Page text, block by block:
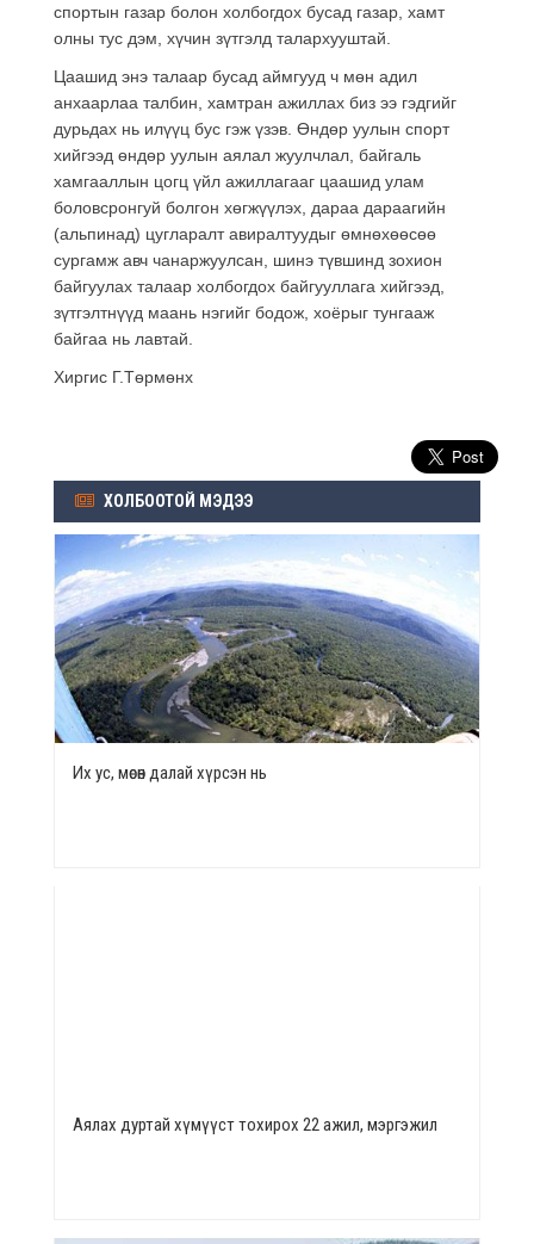
спортын газар болон холбогдох бусад газар, хамт
олны тус дэм, хүчин зүтгэлд талархууштай.
Цаашид энэ талаар бусад аймгууд ч мөн адил
анхаарлаа талбин, хамтран ажиллах биз ээ гэдгийг
дурьдах нь илүүц бус гэж үзэв. Өндөр уулын спорт
хийгээд өндөр уулын аялал жуулчлал, байгаль
хамгааллын цогц үйл ажиллагааг цаашид улам
боловсронгуй болгон хөгжүүлэх, дараа дараагийн
(альпинад) цугларалт авиралтуудыг өмнөхөөсөө
сургамж авч чанаржуулсан, шинэ түвшинд зохион
байгуулах талаар холбогдох байгууллага хийгээд,
зүтгэлтнүүд маань нэгийг бодож, хоёрыг тунгааж
байгаа нь лавтай.
Хиргис Г.Төрмөнх
ХОЛБООТОЙ МЭДЭЭ
Их ус, мөсөн далай хүрсэн нь
Аялах дуртай хүмүүст тохирох 22 ажил, мэргэжил